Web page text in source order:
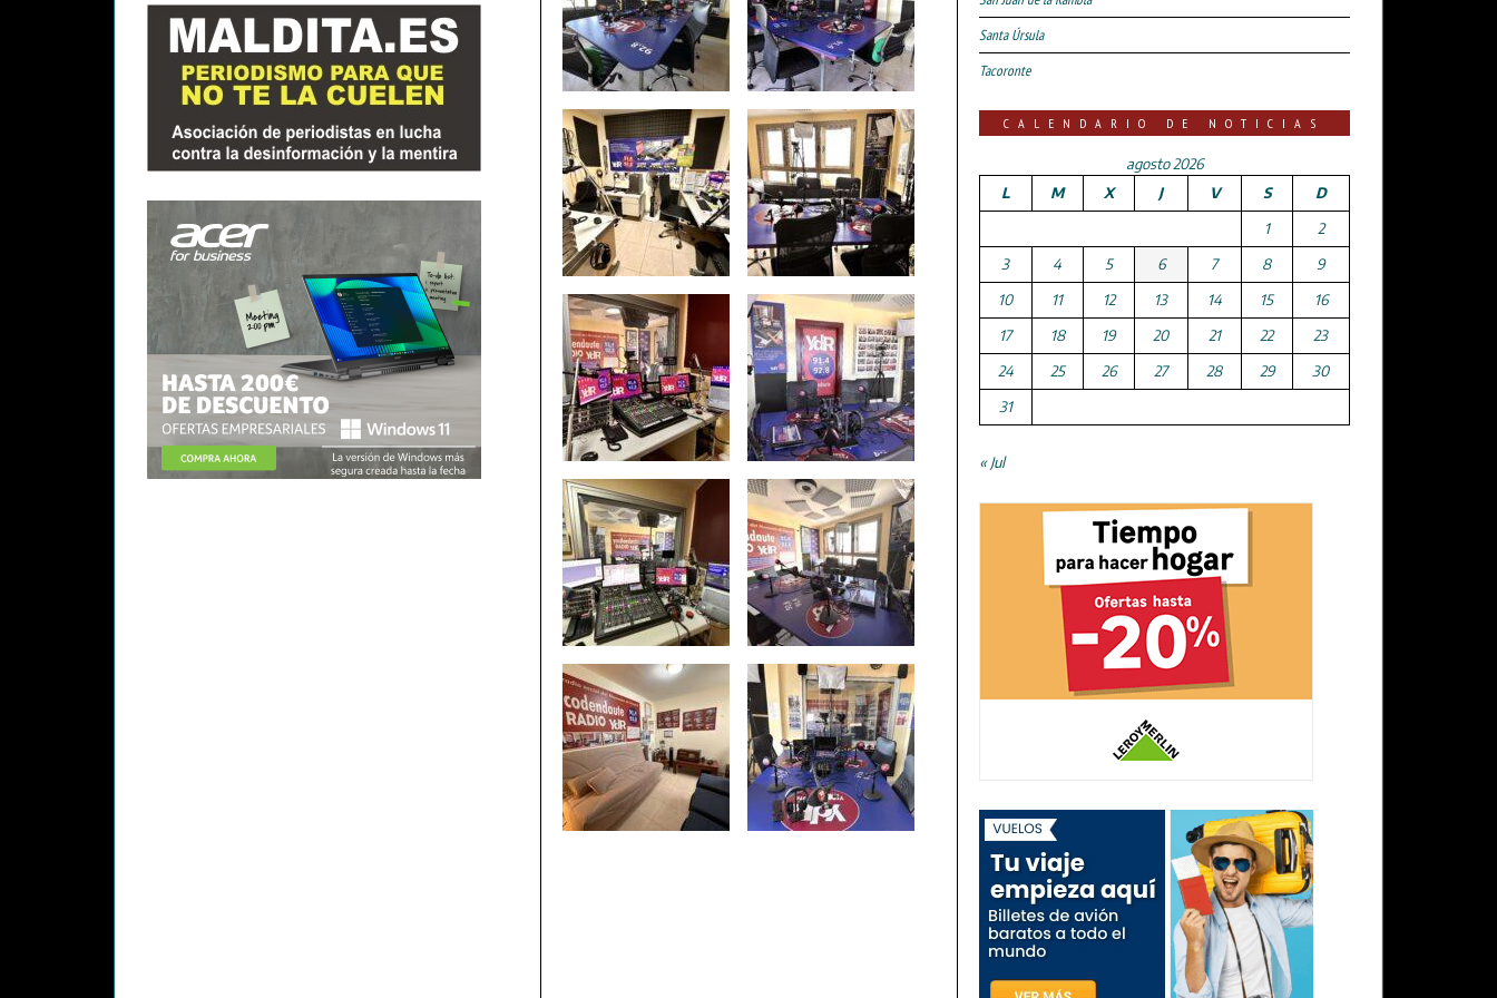
Santa Úrsula
Tacoronte
CALENDARIO DE NOTICIAS
agosto 2026
L
M X J V S
D
1
2
3
4 5 6 7 8
9
10
11 12 13 14 15
16
17
18 19 20 21 22
23
24
25 26 27 28 29
30
31
« Jul